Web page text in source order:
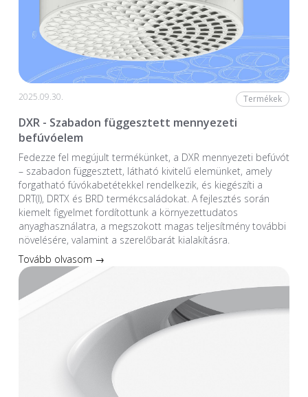
2025.09.30. Termékek
DXR - Szabadon függesztett mennyezeti
befúvóelem
Fedezze fel megújult termékünket, a DXR mennyezeti befúvót
– szabadon függesztett, látható kivitelű elemünket, amely
forgatható fúvókabetétekkel rendelkezik, és kiegészíti a
DRT(I), DRTX és BRD termékcsaládokat. A fejlesztés során
kiemelt figyelmet fordítottunk a környezettudatos
anyaghasználatra, a megszokott magas teljesítmény további
növelésére, valamint a szerelőbarát kialakításra.
Tovább olvasom →